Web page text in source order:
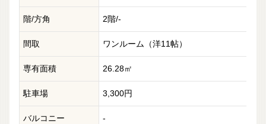
階/方角 2階/-
間取 ワンルーム（洋11帖）
専有面積 26.28㎡
駐車場 3,300円
バルコニー -